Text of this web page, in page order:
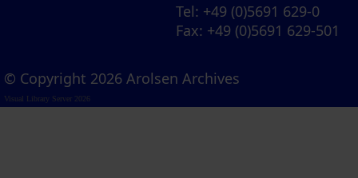
Tel: +49 (0)5691 629-0
Fax: +49 (0)5691 629-501
© Copyright 2026 Arolsen Archives
Visual Library Server 2026